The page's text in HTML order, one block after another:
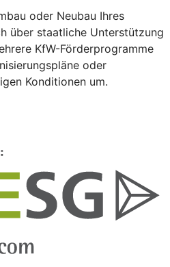
oder Neubau Ihres
über staatliche Unterstützung
KfW-Förderprogramme
oder
Konditionen um.